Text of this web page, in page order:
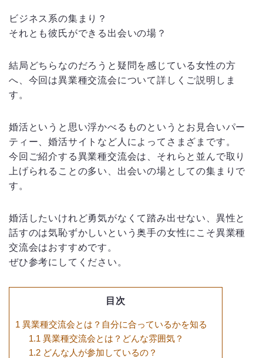
ビジネス系の集まり？
それとも彼氏ができる出会いの場？
結局どちらなのだろうと疑問を感じている女性の方
へ、今回は異業種交流会について詳しくご説明しま
す。
婚活というと思い浮かべるものというとお見合いパー
ティー、婚活サイトなど人によってさまざまです。
今回ご紹介する異業種交流会は、それらと並んで取り
上げられることの多い、出会いの場としての集まりで
す。
婚活したいけれど勇気がなくて踏み出せない、異性と
話すのは気恥ずかしいという奥手の女性にこそ異業種
交流会はおすすめです。
ぜひ参考にしてください。
目次
1 異業種交流会とは？自分に合っているかを知る
1.1 異業種交流会とは？どんな雰囲気？
1.2どんな人が参加しているの？